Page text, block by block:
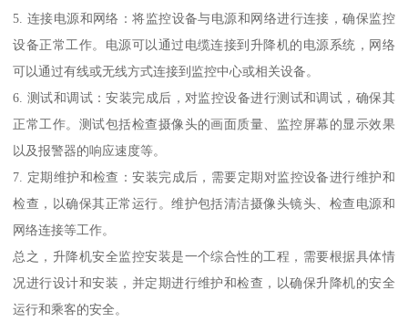
5. 连接电源和网络：将监控设备与电源和网络进行连接，确保监控
设备正常工作。电源可以通过电缆连接到升降机的电源系统，网络
可以通过有线或无线方式连接到监控中心或相关设备。
6. 测试和调试：安装完成后，对监控设备进行测试和调试，确保其
正常工作。测试包括检查摄像头的画面质量、监控屏幕的显示效果
以及报警器的响应速度等。
7. 定期维护和检查：安装完成后，需要定期对监控设备进行维护和
检查，以确保其正常运行。维护包括清洁摄像头镜头、检查电源和
网络连接等工作。
总之，升降机安全监控安装是一个综合性的工程，需要根据具体情
况进行设计和安装，并定期进行维护和检查，以确保升降机的安全
运行和乘客的安全。